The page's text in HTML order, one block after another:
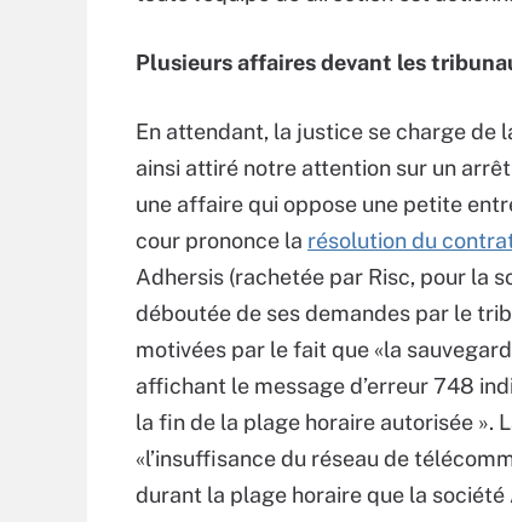
Plusieurs affaires devant les
En attendant, la justice se charge de
ainsi attiré notre attention sur un
une affaire qui oppose une petite
cour prononce la résolution du
Adhersis (rachetée par Risc, pour la
déboutée de ses demandes par le
motivées par le fait que «la
affichant le message d’erreur 748
la fin de la plage horaire autorisée ».
«l’insuffisance du réseau de
durant la plage horaire que la